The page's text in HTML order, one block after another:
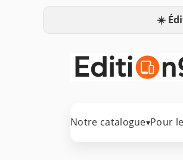
☀️
Notre catalogue▾Pour